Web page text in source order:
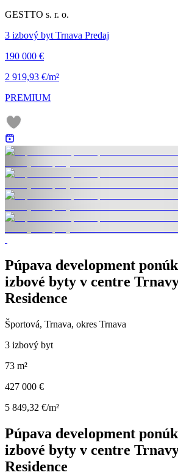
GESTTO s. r. o.
3 izbový byt Trnava Predaj
190 000 €
2 919,93 €/m²
PREMIUM
Púpava development
izbové byty v centre
Residence
Športová, Trnava, okres Trnava
3 izbový byt
73 m²
427 000 €
5 849,32 €/m²
Púpava development
izbové byty v centre
Residence